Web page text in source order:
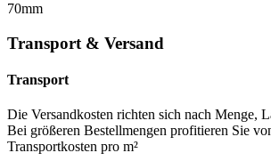
70mm
Transport & Versand
Transport
Die Versandkosten richten sich nach Menge,
Bei größeren Bestellmengen profitieren Sie
Transportkosten pro m²